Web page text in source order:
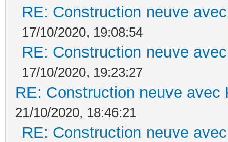
RE: Construction neuve
17/10/2020, 19:08:54
RE: Construction neuve
17/10/2020, 19:23:27
RE: Construction neuve avec
21/10/2020, 18:46:21
RE: Construction neuve